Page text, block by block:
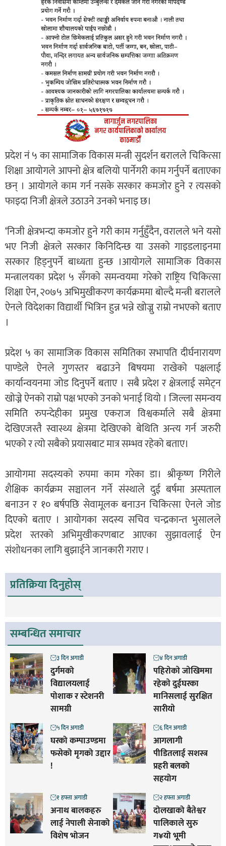
प्रदेश नं ५ का सामाजिक विकास मन्त्री सुदर्शन बरालले चिकित्सा
शिक्षा आयोगले आफ्नो क्षेत्र बलियो पार्नेगरी काम गर्नुपर्ने बताएका
छन् । आयोगले काम गर्न नसके सरकार कमजोर हुने र त्यसको
फाइदा निजी क्षेत्रले उठाउने उनको भनाइ छ।
‘निजी क्षेत्रभन्दा कमजोर हुने गरी काम गर्नुहुँदैन, वरालले भने यसो
भए निजी क्षेत्रले सरकार किनिदिन्छ या उसको गाइडलाइनमा
सरकार हिड्नुपर्ने बाध्यता हुन्छ ।आयोगले सामाजिक विकास
मन्त्रालयका प्रदेश ५ सँगको समन्वयमा गरेको राष्ट्रिय चिकित्सा
शिक्षा ऐन, २०७५ अभिमुखीकरण कार्यक्रममा बोल्दै मन्त्री बरालले
ऐनले विदेशका विद्यार्थी भित्रिन हुन्न भन्ने खोज्नु राम्रो नभएको बताए
।
प्रदेश ५ का सामाजिक विकास समितिका सभापति दीर्घनारायण
पाण्डेले ऐनले गुणस्तर बढाउने बिषयमा राखेको पक्षलाई
कार्यान्वयनमा जोड दिनुपर्ने बताए । सबै प्रदेश र क्षेत्रलाई समेट्न
खोज्ने ऐनको राम्रो पक्ष भएको उनको भनाई थियो । जिल्ला समन्वय
समिति रुपन्देहीका प्रमुख एकराज विश्वकर्माले सबै क्षेत्रमा
देखिएजस्तै स्वास्थ्य क्षेत्रमा देखिएको बेथिति अन्त्य गर्न जरुरी
भएको र त्यो सबैको प्रयासबाट मात्र सम्भव रहेको बताए।
आयोगमा सदस्यको रुपमा काम गरेका डा। श्रीकृष्ण गिरीले
शैक्षिक कार्यक्रम सञ्चालन गर्ने संस्थाले दुई बर्षमा अस्पताल
बनाउन र १० बर्षपछि सेवामूलक बनाउन चिकित्सा ऐनले जोड
दिएको बताए । आयोगका सदस्य सचिव चन्द्रकान्त भुसालले
प्रदेश स्तरको अभिमुखीकरणबाट आएका सुझावलाई ऐन
संशोधनका लागि बुझाईने जानकारी गराए ।
प्रतिक्रिया दिनुहोस्
सम्बन्धित समाचार
दुर्गमको
विद्यालयलाई
पोशाक र स्टेशनरी
सामग्री
३ दिन अगाडी
पहिराेकाे जाेखिममा
रहेकाे दुईघरका
मानिसलाई सुरक्षित
सारीयाे
४ दिन अगाडी
घरको कम्पाउण्डमा
फसेको मृगको उद्दार
!
५ दिन अगाडी
आगलागी
पीडितलाई सशस्त्र
प्रहरी बलको
सहयोग
६ दिन अगाडी
अनाथ बालकहरु
लाई नेपाली सेनाको
विशेष भोजन
१ हफ्ता अगाडी
दोलखाको बैतेश्वर
पालिकाले सुरु
ग¥यो भूमी
२ हफ्ता अगाडी